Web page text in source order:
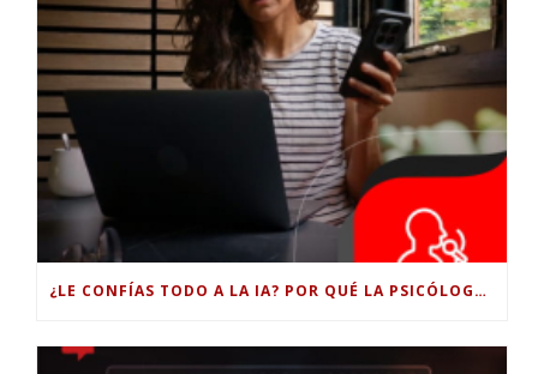
¿LE CONFÍAS TODO A LA IA? POR QUÉ LA PSICÓLOGA DICE QUE ESO PUEDE COSTARTE TUS PROPIAS HABILIDADES